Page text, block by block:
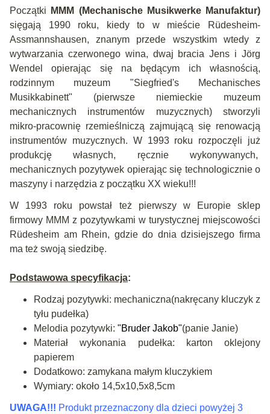
Początki MMM (Mechanische Musikwerke Manufaktur)
sięgają 1990 roku, kiedy to w mieście Rüdesheim-
Assmannshausen, znanym przede wszystkim wtedy z
wytwarzania czerwonego wina, dwaj bracia Jens i Jörg
Wendel opierając się na będącym ich własnością,
rodzinnym muzeum "Siegfried's Mechanisches
Musikkabinett" (pierwsze niemieckie muzeum
mechanicznych instrumentów muzycznych) stworzyli
mikro-pracownię rzemieślniczą zajmującą się renowacją
instrumentów muzycznych. W 1993 roku rozpoczęli już
produkcję własnych, ręcznie wykonywanych,
mechanicznych pozytywek opierając się technologicznie o
maszyny i narzędzia z początku XX wieku!!!
W 1993 roku powstał też pierwszy w Europie sklep
firmowy MMM z pozytywkami w turystycznej miejscowości
Rüdesheim am Rhein, gdzie do dnia dzisiejszego firma
ma też swoją siedzibę.
Podstawowa specyfikacja:
Rodzaj pozytywki: mechaniczna(nakręcany kluczyk z
tyłu pudełka)
Melodia pozytywki: "Bruder Jakob"(panie Janie)
Materiał wykonania pudełka: karton oklejony
papierem
Dodatkowo: zamykana małym kluczykiem
Wymiary: około 14,5x10,5x8,5cm
UWAGA!!! Produkt przeznaczony dla dzieci powyżej 3